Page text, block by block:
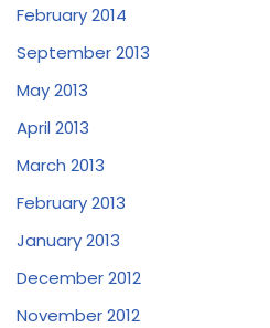
February 2014
September 2013
May 2013
April 2013
March 2013
February 2013
January 2013
December 2012
November 2012